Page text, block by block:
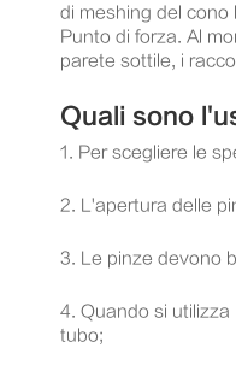
di meshing del
Punto di forza. Al
parete sottile, i
Quali sono
1. Per scegliere le
2. L'apertura delle
3. Le pinze devono
4. Quando si
tubo;